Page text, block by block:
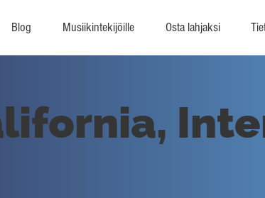
Blog Musiikintekijöille Osta lahjaksi